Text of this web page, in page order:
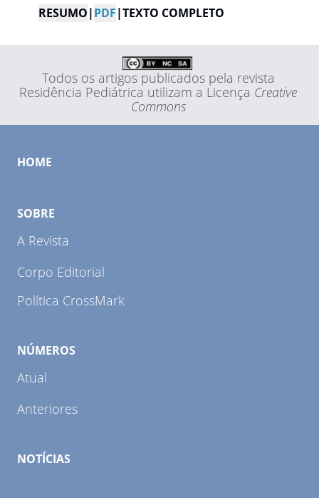
RESUMO|PDF|TEXTO COMPLETO
Todos os artigos publicados pela revista
Residência Pediátrica utilizam a Licença Creative
Commons
HOME
SOBRE
A Revista
Corpo Editorial
Política CrossMark
NÚMEROS
Atual
Anteriores
NOTÍCIAS